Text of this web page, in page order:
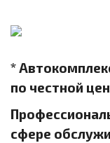
*
по честной
сфере